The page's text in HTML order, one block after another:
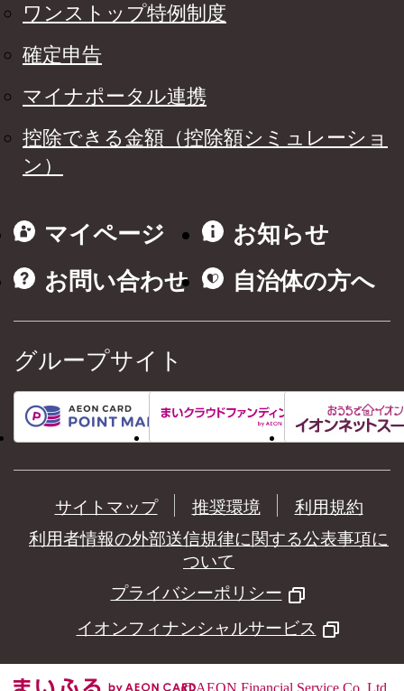
ワンストップ特例制度
確定申告
マイナポータル連携
控除できる金額（控除額シミュレーショ
ン）
マイページ
お知らせ
お問い合わせ
自治体の方へ
グループサイト
サイトマップ 推奨環境
利用規約
利用者情報の外部送信規律に関する公表事項に
ついて
プライバシーポリシー
イオンフィナンシャルサービス